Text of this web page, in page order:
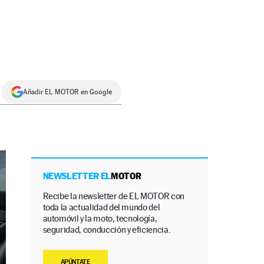
Añadir EL MOTOR en Google
NEWSLETTER ELMOTOR
Recibe la newsletter de EL MOTOR con
toda la actualidad del mundo del
automóvil y la moto, tecnología,
seguridad, conducción y eficiencia.
APÚNTATE